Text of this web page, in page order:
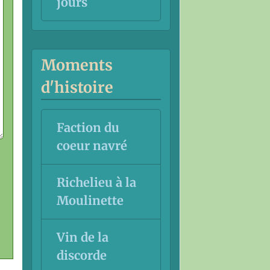
Moments
d'histoire
Faction du
coeur navré
Richelieu à la
Moulinette
Vin de la
discorde